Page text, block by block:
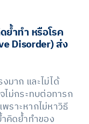
ำทำ หรือโรค
Disorder) ส่ง
มาก และไม่ได้
ไม่กระทบต่อทารก
ราะหากไม่หาวิธี
คิดย้ำทำของ